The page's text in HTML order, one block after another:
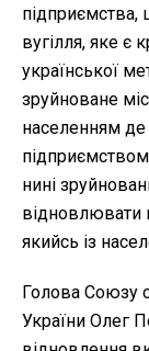
підприємства,
вугілля, яке
української
зруйноване
населенням
нині
відновлювати
якийсь із
Голова Союзу
України Олег